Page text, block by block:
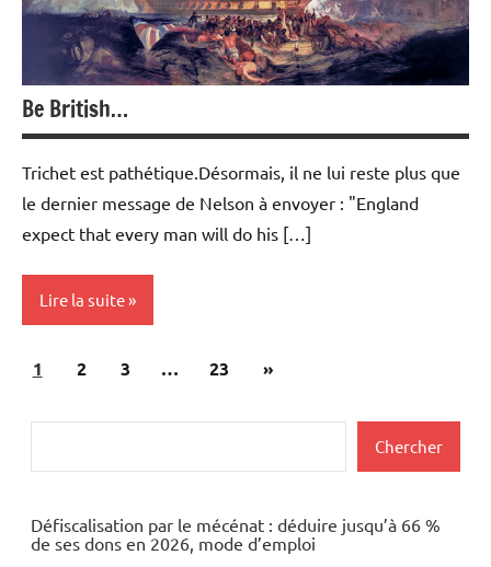
Be British…
Trichet est pathétique.Désormais, il ne lui reste plus que
le dernier message de Nelson à envoyer : "England
expect that every man will do his […]
Lire la suite
Actualités
Pagination
publications
1 2 3 … 23
Articles
»
Chercher
Défiscalisation par le mécénat : déduire jusqu’à 66 %
de ses dons en 2026, mode d’emploi